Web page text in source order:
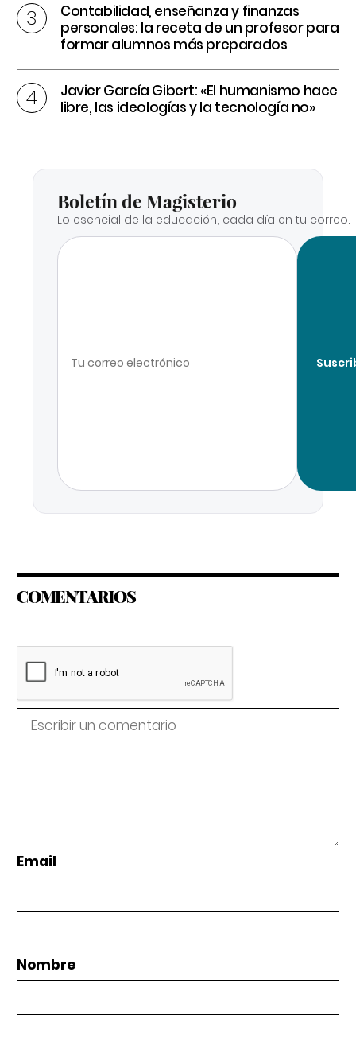
Contabilidad, enseñanza y finanzas
personales: la receta de un profesor para
formar alumnos más preparados
Javier García Gibert: «El humanismo hace
libre, las ideologías y la tecnología no»
Boletín de Magisterio
Lo esencial de la educación, cada día en tu correo.
COMENTARIOS
Email
Nombre